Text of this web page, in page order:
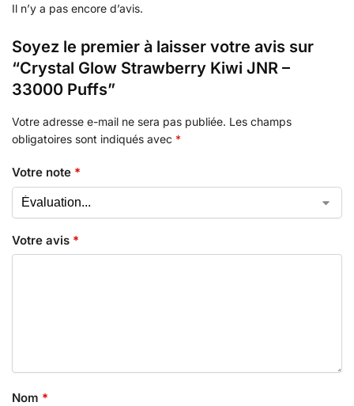
Il n’y a pas encore d’avis.
Soyez le premier à laisser votre avis sur
“Crystal Glow Strawberry Kiwi JNR –
33000 Puffs”
Votre adresse e-mail ne sera pas publiée. Les champs
obligatoires sont indiqués avec *
Votre note *
Votre avis *
Nom *